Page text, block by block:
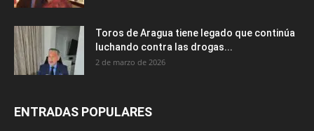
Toros de Aragua tiene legado que continúa
luchando contra las drogas...
2 de marzo de 2026
ENTRADAS POPULARES